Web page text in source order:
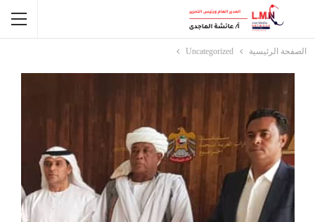
الصفحة الرئيسية Uncategorized